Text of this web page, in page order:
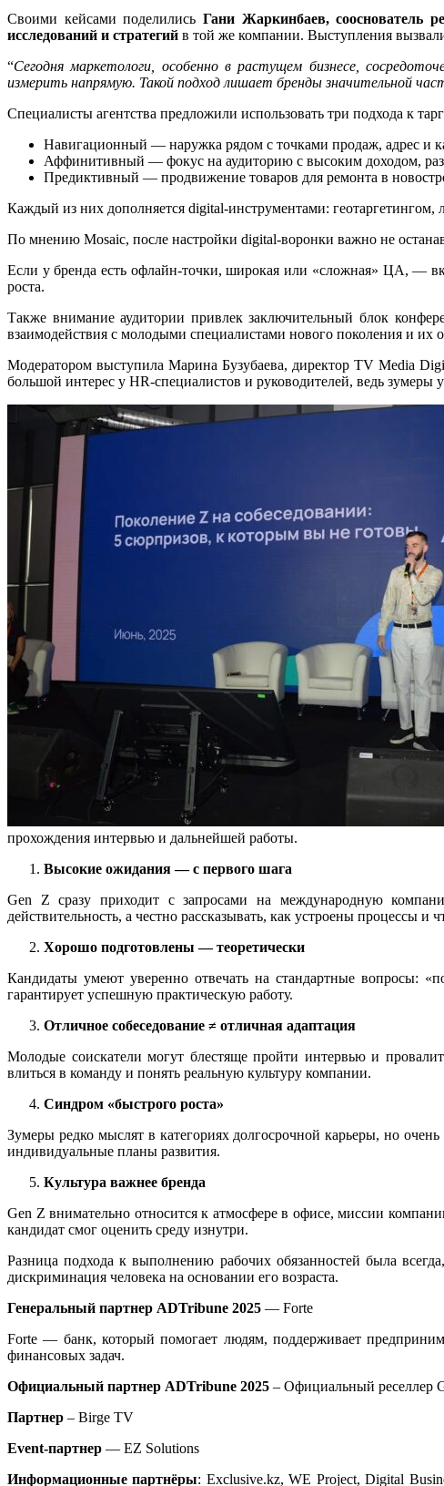
Своими кейсами поделились Гани Жаркинбаев, сооснователь
исследований и стратегий в той же компании. Выступления
“Сегодня маркетологи, особенно в растущем бизнесе,
измерить напрямую. Такой подход лишает бренды значительной
Специалисты агентства предложили использовать три подхода к
Навигационный — наружка рядом с точками продаж, адрес и
Аффинитивный — фокус на аудиторию с высоким доходом,
Предиктивный — продвижение товаров для ремонта в
Каждый из них дополняется digital-инструментами:
По мнению Mosaic, после настройки digital-воронки важно не
Если у бренда есть офлайн-точки, широкая или «сложная» ЦА, —
роста.
Также внимание аудитории привлек заключительный блок
взаимодействия с молодыми специалистами нового поколения и их
Модератором выступила Марина Бузубаева, директор TV Media
большой интерес у HR-специалистов и руководителей, ведь
прохождения интервью и дальнейшей работы.
Высокие ожидания — с первого шага
Gen Z сразу приходит с запросами на международную
действительность, а честно рассказывать, как устроены процессы и
Хорошо подготовлены — теоретически
Кандидаты умеют уверенно отвечать на стандартные вопросы:
гарантирует успешную практическую работу.
Отличное собеседование ≠ отличная адаптация
Молодые соискатели могут блестяще пройти интервью и
влиться в команду и понять реальную культуру компании.
Синдром «быстрого роста»
Зумеры редко мыслят в категориях долгосрочной карьеры, но
индивидуальные планы развития.
Культура важнее бренда
Gen Z внимательно относится к атмосфере в офисе, миссии
кандидат смог оценить среду изнутри.
Разница подхода к выполнению рабочих обязанностей была
дискриминация человека на основании его возраста.
Генеральный партнер ADTribune 2025 — Forte
Forte — банк, который помогает людям, поддерживает
финансовых задач.
Официальный партнер ADTribune 2025 – Официальный реселлер
Партнер – Birge TV
Event-партнер — EZ Solutions
Информационные партнёры: Exclusive.kz, WE Project, Digital